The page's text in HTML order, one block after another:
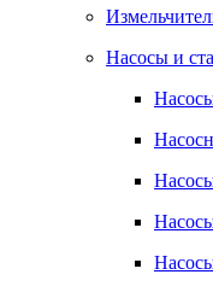
Насосы и